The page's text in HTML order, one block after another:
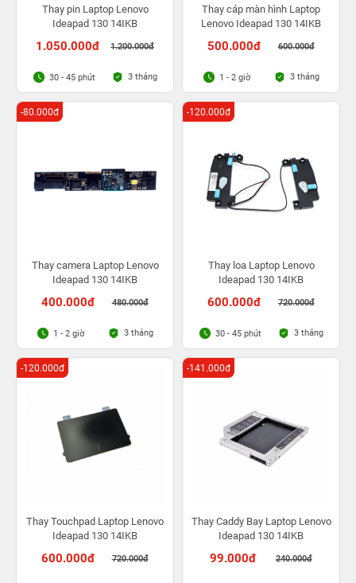
Thay pin Laptop Lenovo
Ideapad 130 14IKB
1.050.000đ 1.200.000đ
30 - 45 phút 3 tháng
Thay cáp màn hình Laptop
Lenovo Ideapad 130 14IKB
500.000đ 600.000đ
1 - 2 giờ 3 tháng
Thay camera Laptop Lenovo
Ideapad 130 14IKB
400.000đ 480.000đ
-80.000đ
1 - 2 giờ 3 tháng
Thay loa Laptop Lenovo
Ideapad 130 14IKB
600.000đ 720.000đ
-120.000đ
30 - 45 phút 3 tháng
Thay Touchpad Laptop Lenovo
Ideapad 130 14IKB
600.000đ 720.000đ
-120.000đ
Thay Caddy Bay Laptop Lenovo
Ideapad 130 14IKB
99.000đ 240.000đ
-141.000đ